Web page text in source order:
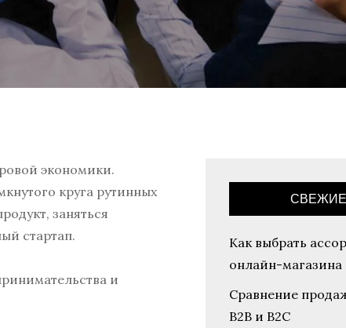
экономики.
круга рутинных
заняться
стартап.
и
Как выбрать
онлайн-
Сравнение
B2B и B2C